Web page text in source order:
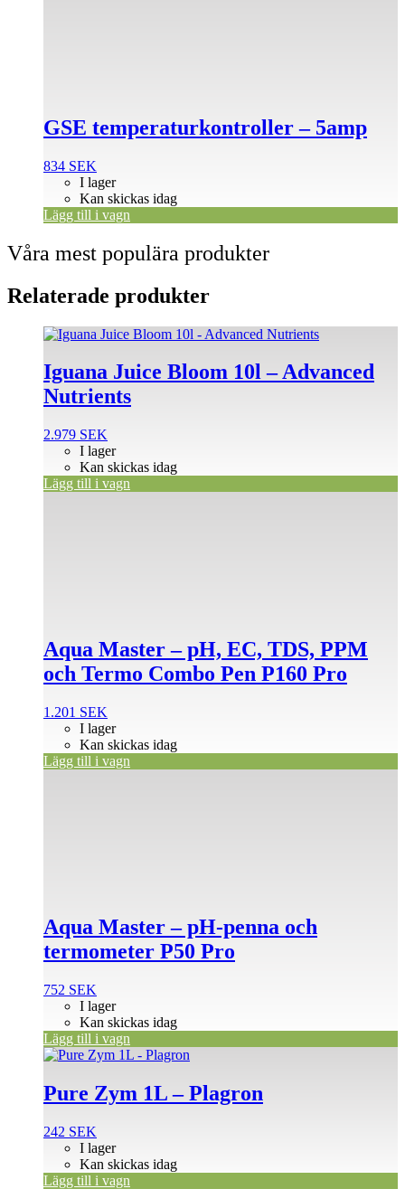
GSE temperaturkontroller – 5amp
834 SEK
I lager
Kan skickas idag
Lägg till i vagn
Våra mest populära produkter
Relaterade produkter
Iguana Juice Bloom 10l – Advanced
Nutrients
2.979 SEK
I lager
Kan skickas idag
Lägg till i vagn
Aqua Master – pH, EC, TDS, PPM
och Termo Combo Pen P160 Pro
1.201 SEK
I lager
Kan skickas idag
Lägg till i vagn
Aqua Master – pH-penna och
termometer P50 Pro
752 SEK
I lager
Kan skickas idag
Lägg till i vagn
Pure Zym 1L – Plagron
242 SEK
I lager
Kan skickas idag
Lägg till i vagn